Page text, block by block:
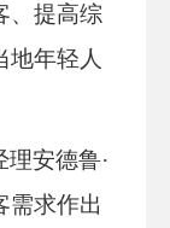
、提高综
地年轻人
安德鲁·
需求作出